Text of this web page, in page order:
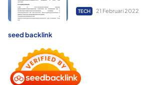
TECH 21 Februari 2022
seed backlink